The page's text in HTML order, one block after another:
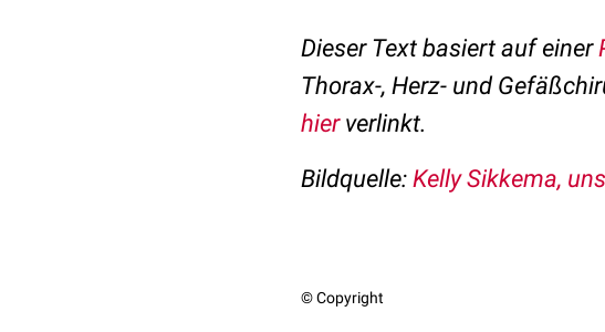
Dieser Text basiert auf einer
Thorax-, Herz- und
hierverlinkt.
Bildquelle: Kelly Sikkema,
© Copyright